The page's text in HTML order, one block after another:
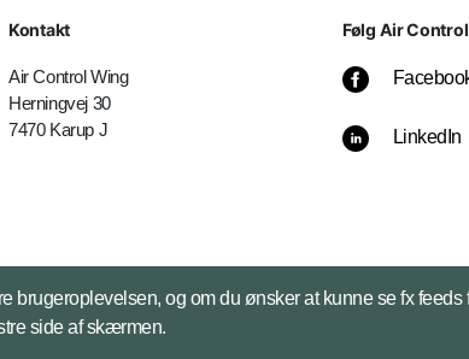
Kontakt
Air Control Wing
Herningvej 30
7470 Karup J
Følg Air
LinkedIn
brugeroplevelsen, og om du ønsker at kunne se fx feeds
side af skærmen.